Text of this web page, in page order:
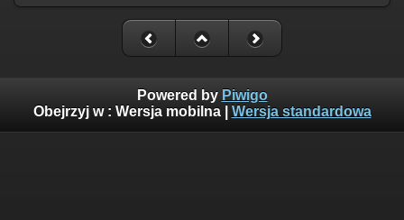
Powered by Piwigo
Obejrzyj w : Wersja mobilna| Wersja standardowa